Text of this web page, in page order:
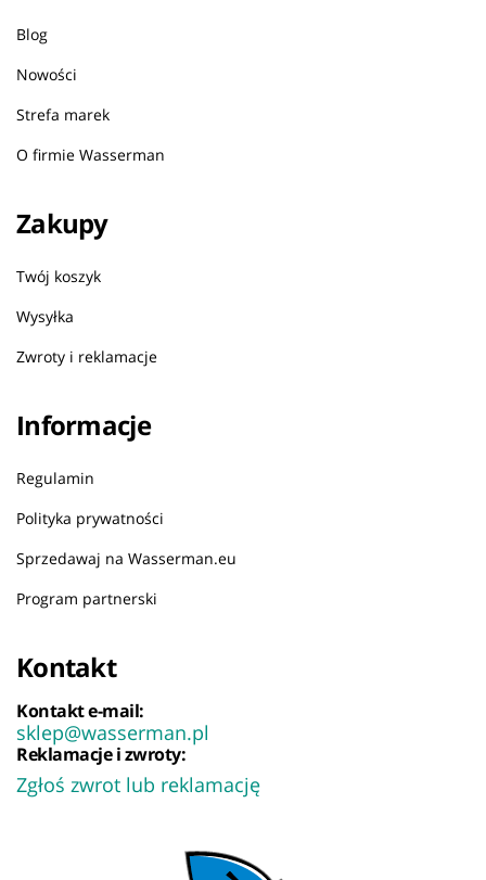
Blog
Nowości
Strefa marek
O firmie Wasserman
Zakupy
Twój koszyk
Wysyłka
Zwroty i reklamacje
Informacje
Regulamin
Polityka prywatności
Sprzedawaj na Wasserman.eu
Program partnerski
Kontakt
Kontakt e-mail:
sklep@wasserman.pl
Reklamacje i zwroty:
Zgłoś zwrot lub reklamację